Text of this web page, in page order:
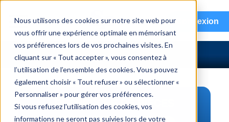
Nous utilisons des cookies sur notre site web pour
vous offrir une expérience optimale en mémorisant
vos préférences lors de vos prochaines visites. En
cliquant sur « Tout accepter », vous consentez à
l’utilisation de l’ensemble des cookies. Vous pouvez
également choisir « Tout refuser » ou sélectionner «
Personnaliser » pour gérer vos préférences.
Si vous refusez l'utilisation des cookies, vos
informations ne seront pas suivies lors de votre
menu Connexion
RECHERCHE DE PIÈCES